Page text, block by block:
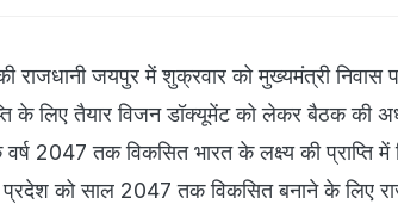
राजधानी जयपुर में शुक्रवार को मुख्यमंत्री निवास
के लिए तैयार विजन डॉक्यूमेंट को लेकर बैठक की
2047 तक विकसित भारत के लक्ष्य की प्राप्ति
प्रदेश को साल 2047 तक विकसित बनाने के लिए